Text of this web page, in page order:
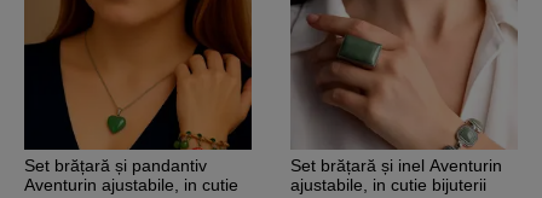
Set brățară și pandantiv
Aventurin ajustabile, in cutie
Set brățară și inel Aventurin
ajustabile, in cutie bijuterii